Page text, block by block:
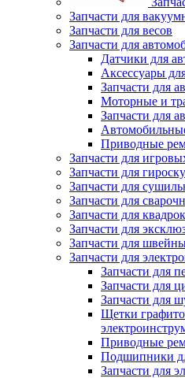
Запчасти для
Запчасти для весов
Запчасти для
Датчики для
Аксессуары
Запчасти для
Моторные и
Запчасти для
Приводные
Запчасти для
Запчасти для
Запчасти для
Запчасти для
Запчасти для
Запчасти для
Запчасти для
Запчасти для
Запчасти для
Запчасти для
Запчасти для
Щетки
Приводные
Подшипники
Запчасти для